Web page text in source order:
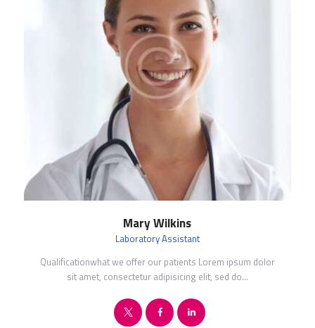
Mary Wilkins
Laboratory Assistant
Qualificationwhat we offer our patients Lorem ipsum dolor
sit amet, consectetur adipisicing elit, sed do…